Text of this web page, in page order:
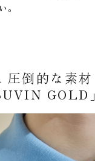
。
圧倒的な素材
GOLD」